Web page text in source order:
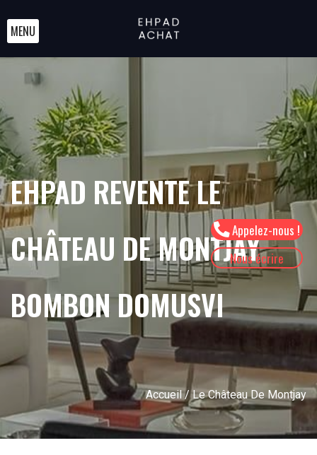
Appelez-nous !
Nous écrire
MENU
EHPAD REVENTE LE
CHÂTEAU DE MONTJAY
BOMBON DOMUSVI
Accueil/ Le Château De Montjay